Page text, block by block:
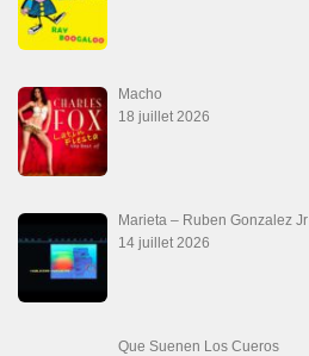
Macho
18 juillet 2026
Marieta – Ruben Gonzalez Jr
14 juillet 2026
Que Suenen Los Cueros